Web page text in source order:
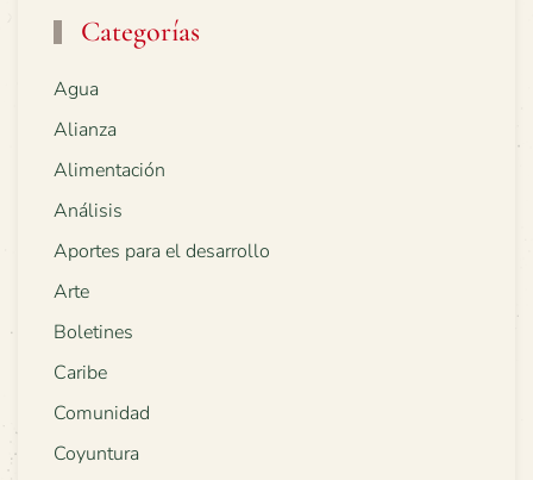
Categorías
Agua
Alianza
Alimentación
Análisis
Aportes para el desarrollo
Arte
Boletines
Caribe
Comunidad
Coyuntura